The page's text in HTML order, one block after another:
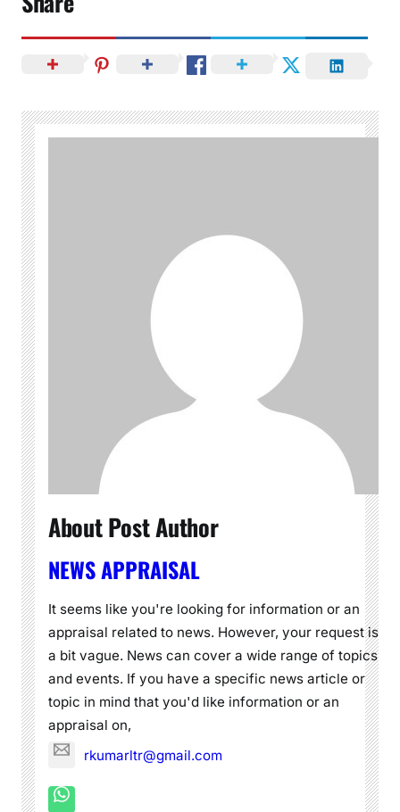
About Post Author
NEWS APPRAISAL
It seems like you're looking for information or an
appraisal related to news. However, your request is
a bit vague. News can cover a wide range of topics
and events. If you have a specific news article or
topic in mind that you'd like information or an
appraisal on,
rkumarltr@gmail.com